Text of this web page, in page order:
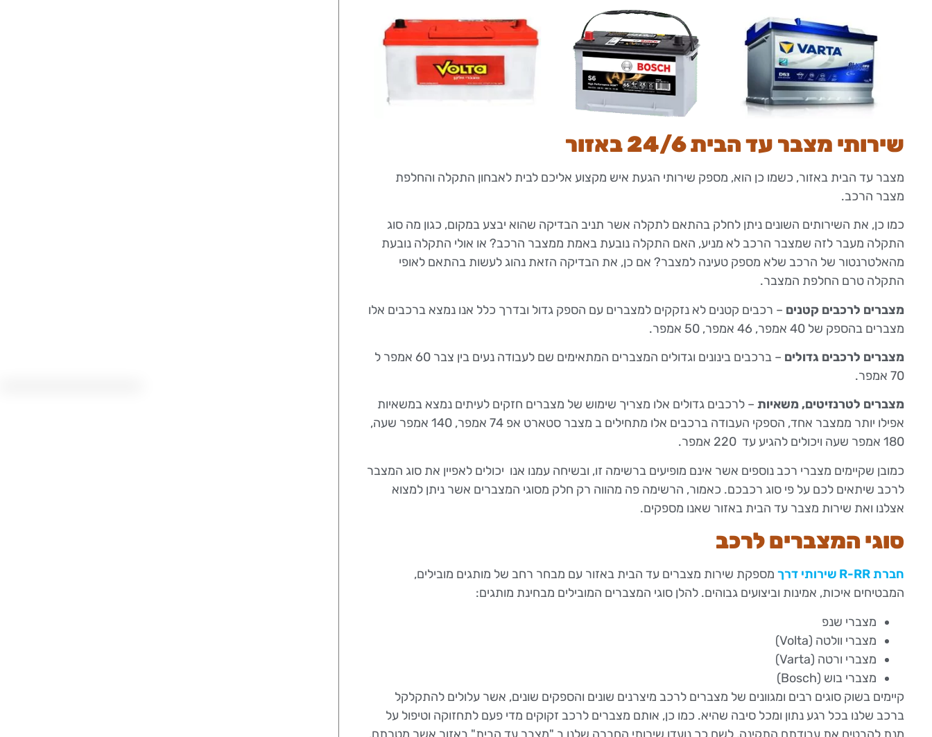
שירותי מצבר עד הבית 24/6 באזור
מצבר עד הבית באזור, כשמו כן הוא, מספק שירותי הגעת איש מקצוע אליכם לבית לאבחון התקלה והחלפת
מצבר הרכב.
כמו כן, את השירותים השונים ניתן לחלק בהתאם לתקלה אשר תניב הבדיקה שהוא יבצע במקום, כגון מה סוג
התקלה מעבר לזה שמצבר הרכב לא מניע, האם התקלה נובעת באמת ממצבר הרכב? או אולי התקלה נובעת
מהאלטרנטור של הרכב שלא מספק טעינה למצבר? אם כן, את הבדיקה הזאת נהוג לעשות בהתאם לאופי
התקלה טרם החלפת המצבר.
מצברים לרכבים קטנים – רכבים קטנים לא נזקקים למצברים עם הספק גדול ובדרך כלל אנו נמצא ברכבים אלו
מצברים בהספק של 40 אמפר, 46 אמפר, 50 אמפר.
מצברים לרכבים גדולים
– ברכבים בינונים וגדולים המצברים המתאימים שם לעבודה נעים בין צבר 60 אמפר ל
70 אמפר.
מצברים לטרנזיטים, משאיות – לרכבים גדולים אלו מצריך שימוש של מצברים חזקים לעיתים נמצא במשאיות
אפילו יותר ממצבר אחד, הספקי העבודה ברכבים אלו מתחילים ב מצבר סטארט אפ 74 אמפר, 140 אמפר שעה,
180 אמפר שעה ויכולים להגיע עד 220 אמפר.
כמובן שקיימים מצברי רכב נוספים אשר אינם מופיעים ברשימה זו, ובשיחה עמנו אנו יכולים לאפיין את סוג המצבר
לרכב שיתאים לכם על פי סוג רכבכם. כאמור, הרשימה פה מהווה רק חלק מסוגי המצברים אשר ניתן למצוא
אצלנו ואת שירות מצבר עד הבית באזור שאנו מספקים.
סוגי המצברים לרכב
חברת R-RR שירותי דרך
מספקת שירות מצברים עד הבית באזור עם מבחר רחב של מותגים מובילים,
המבטיחים איכות, אמינות וביצועים גבוהים. להלן סוגי המצברים המובילים מבחינת מותגים:
מצברי שנפ
מצברי וולטה (Volta)
מצברי ורטה (Varta)
מצברי בוש (Bosch)
קיימים בשוק סוגים רבים ומגוונים של מצברים לרכב מיצרנים שונים והספקים שונים, אשר עלולים להתקלקל
ברכב שלנו בכל רגע נתון ומכל סיבה שהיא. כמו כן, אותם מצברים לרכב זקוקים מדי פעם לתחזוקה וטיפול על
מנת להבטיח את עבודתם התקינה, לשם כך נועדו שירותי החברה שלנו ב "מצבר עד הבית" באזור אשר מטרתם,